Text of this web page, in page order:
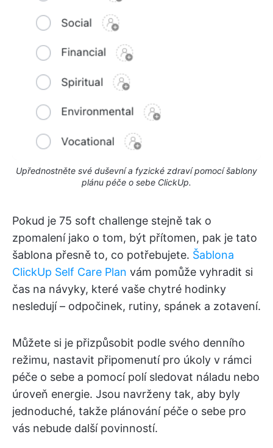
Upřednostněte své duševní a fyzické zdraví pomocí šablony
plánu péče o sebe ClickUp.
Pokud je 75 soft challenge stejně tak o
zpomalení jako o tom, být přítomen, pak je tato
šablona přesně to, co potřebujete. Šablona
ClickUp Self Care Plan vám pomůže vyhradit si
čas na návyky, které vaše chytré hodinky
nesledují – odpočinek, rutiny, spánek a zotavení.
Můžete si je přizpůsobit podle svého denního
režimu, nastavit připomenutí pro úkoly v rámci
péče o sebe a pomocí polí sledovat náladu nebo
úroveň energie. Jsou navrženy tak, aby byly
jednoduché, takže plánování péče o sebe pro
vás nebude další povinností.